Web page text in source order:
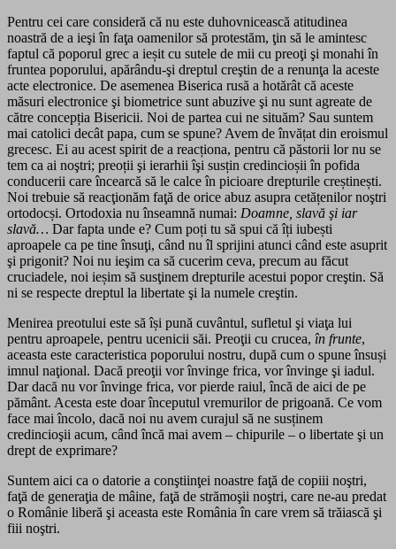
Pentru cei care consideră că nu este duhovnicească atitudinea
noastră de a ieşi în faţa oamenilor să protestăm, ţin să le amintesc
faptul că poporul grec a ieșit cu sutele de mii cu preoţi şi monahi în
fruntea poporului, apărându-şi dreptul creştin de a renunţa la aceste
acte electronice. De asemenea Biserica rusă a hotărât că aceste
măsuri electronice şi biometrice sunt abuzive şi nu sunt agreate de
către concepția Bisericii. Noi de partea cui ne situăm? Sau suntem
mai catolici decât papa, cum se spune? Avem de învățat din eroismul
grecesc. Ei au acest spirit de a reacționa, pentru că păstorii lor nu se
tem ca ai noştri; preoții şi ierarhii îşi susțin credincioșii în pofida
conducerii care încearcă să le calce în picioare drepturile creștinești.
Noi trebuie să reacţionăm faţă de orice abuz asupra cetățenilor noştri
ortodocși. Ortodoxia nu înseamnă numai: Doamne, slavă şi iar
slavă… Dar fapta unde e? Cum poți tu să spui că îți iubești
aproapele ca pe tine însuţi, când nu îl sprijini atunci când este asuprit
şi prigonit? Noi nu ieşim ca să cucerim ceva, precum au făcut
cruciadele, noi ieșim să susţinem drepturile acestui popor creştin. Să
ni se respecte dreptul la libertate şi la numele creştin.
Menirea preotului este să își pună cuvântul, sufletul şi viaţa lui
pentru aproapele, pentru ucenicii săi. Preoţii cu crucea, în frunte,
aceasta este caracteristica poporului nostru, după cum o spune însuși
imnul naţional. Dacă preoţii vor învinge frica, vor învinge şi iadul.
Dar dacă nu vor învinge frica, vor pierde raiul, încă de aici de pe
pământ. Acesta este doar începutul vremurilor de prigoană. Ce vom
face mai încolo, dacă noi nu avem curajul să ne susținem
credincioşii acum, când încă mai avem – chipurile – o libertate şi un
drept de exprimare?
Suntem aici ca o datorie a conştiinţei noastre faţă de copiii noştri,
faţă de generaţia de mâine, faţă de strămoşii noştri, care ne-au predat
o Românie liberă şi aceasta este România în care vrem să trăiască şi
fiii noştri.